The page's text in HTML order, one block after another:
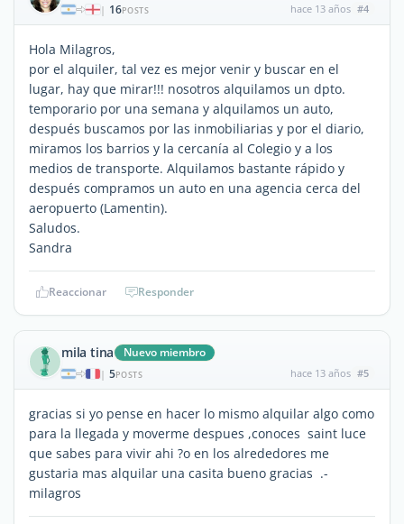
| 16POSTS hace 13 años #4
Hola Milagros,
por el alquiler, tal vez es mejor venir y buscar en el
lugar, hay que mirar!!! nosotros alquilamos un dpto.
temporario por una semana y alquilamos un auto,
después buscamos por las inmobiliarias y por el diario,
miramos los barrios y la cercanía al Colegio y a los
medios de transporte. Alquilamos bastante rápido y
después compramos un auto en una agencia cerca del
aeropuerto (Lamentin).
Saludos.
Sandra
Reaccionar Responder
mila tina Nuevo miembro
| 5POSTS hace 13 años #5
gracias si yo pense en hacer lo mismo alquilar algo como
para la llegada y moverme despues ,conoces saint luce
que sabes para vivir ahi ?o en los alrededores me
gustaria mas alquilar una casita bueno gracias .-
milagros